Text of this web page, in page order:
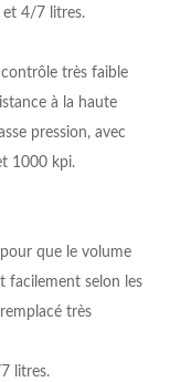
et 4/7 litres.
très faible
à la haute
pression, avec
1000 kpi.
que le volume
facilement selon les
très
litres.